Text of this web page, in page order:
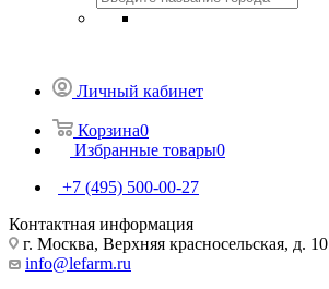
Личный кабинет
Корзина0
Избранные товары0
+7 (495) 500-00-27
Контактная информация
г. Москва, Верхняя красносельская, д. 10
info@lefarm.ru